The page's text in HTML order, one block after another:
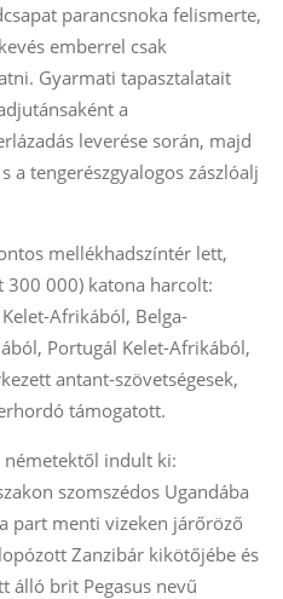
parancsnoka felismerte,
emberrel csak
Gyarmati tapasztalatait
a
leverése során, majd
a tengerészgyalogos zászlóalj
mellékhadszíntér lett,
000) katona harcolt:
Afrikából, Belga-
Portugál Kelet-Afrikából,
antant-szövetségesek,
támogatott.
németektől indult ki:
szomszédos Ugandába
part menti vizeken járőröző
Zanzibár kikötőjébe és
álló brit Pegasus nevű